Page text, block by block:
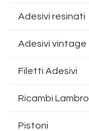
Adesivi resinati
Adesivi vintage
Filetti Adesivi
Ricambi Lambro
Pistoni